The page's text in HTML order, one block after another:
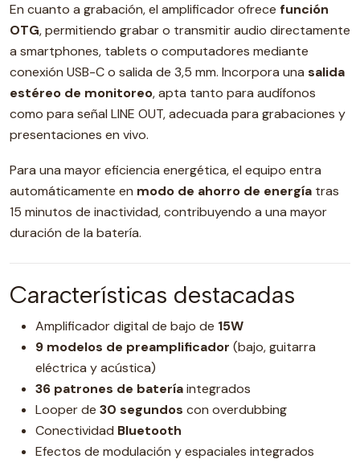
En cuanto a grabación, el amplificador ofrece función
OTG, permitiendo grabar o transmitir audio directamente
a smartphones, tablets o computadores mediante
conexión USB-C o salida de 3,5 mm. Incorpora una salida
estéreo de monitoreo, apta tanto para audífonos
como para señal LINE OUT, adecuada para grabaciones y
presentaciones en vivo.
Para una mayor eficiencia energética, el equipo entra
automáticamente en modo de ahorro de energía tras
15 minutos de inactividad, contribuyendo a una mayor
duración de la batería.
Características destacadas
Amplificador digital de bajo de 15W
9 modelos de preamplificador (bajo, guitarra
eléctrica y acústica)
36 patrones de bateríaintegrados
Looper de 30 segundos con overdubbing
Conectividad Bluetooth
Efectos de modulación y espaciales integrados